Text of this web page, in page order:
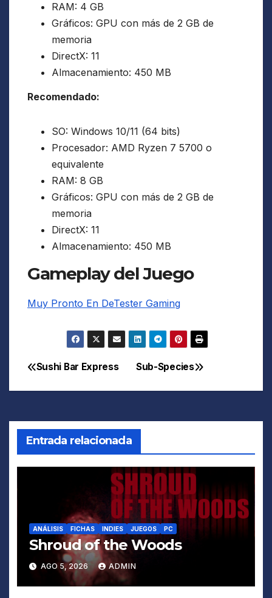
RAM: 4 GB
Gráficos: GPU con más de 2 GB de
memoria
DirectX: 11
Almacenamiento: 450 MB
Recomendado:
SO: Windows 10/11 (64 bits)
Procesador: AMD Ryzen 7 5700 o
equivalente
RAM: 8 GB
Gráficos: GPU con más de 2 GB de
memoria
DirectX: 11
Almacenamiento: 450 MB
Gameplay del Juego
Muy Pronto En DeTester Gaming
Navegación
de
entradas
Sub-Species
Sushi Bar Express
Entrada relacionada
ANÁLISIS FICHAS INDIES JUEGOS PC
Shroud of the Woods
AGO 5, 2026 ADMIN